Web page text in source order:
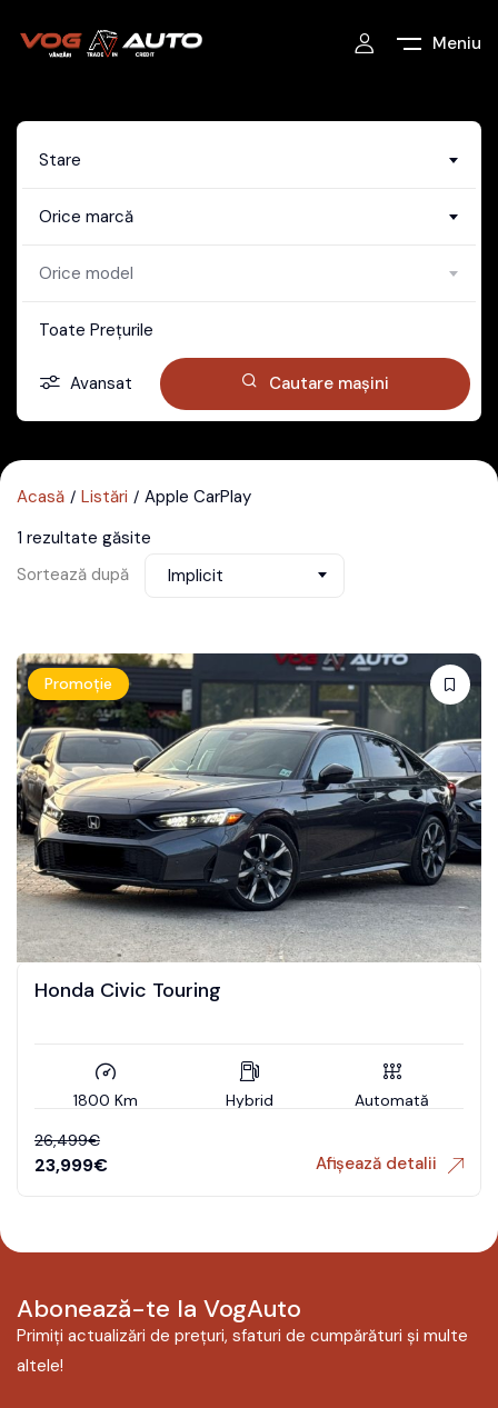
Meniu
Stare
Orice marcă
Orice model
Toate Prețurile
Avansat Cautare mașini
Acasă Listări
Apple CarPlay
1 rezultate găsite
Sortează după
Implicit
Promoție
Honda Civic Touring
1800 Km Hybrid
Automată
26,499€
23,999€ Afișează detalii
Abonează-te la VogAuto
Primiți actualizări de prețuri, sfaturi de cumpărături și multe
altele!